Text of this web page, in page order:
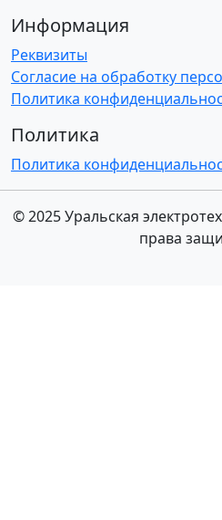
Информация
Реквизиты
Согласие на обработку
Политика
Политика
Политика
© 2025 Уральская
права